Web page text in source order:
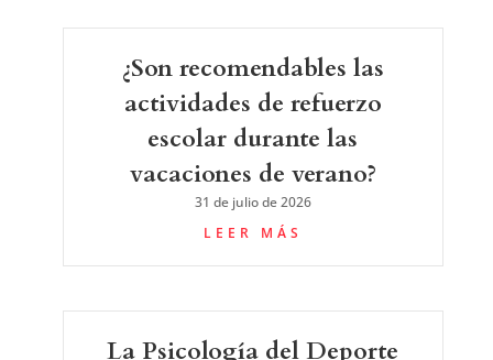
¿Son recomendables las
actividades de refuerzo
escolar durante las
vacaciones de verano?
31 de julio de 2026
LEER MÁS
La Psicología del Deporte